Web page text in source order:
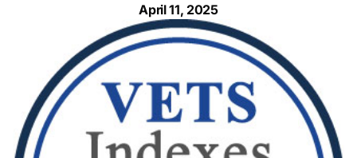
April 11, 2025